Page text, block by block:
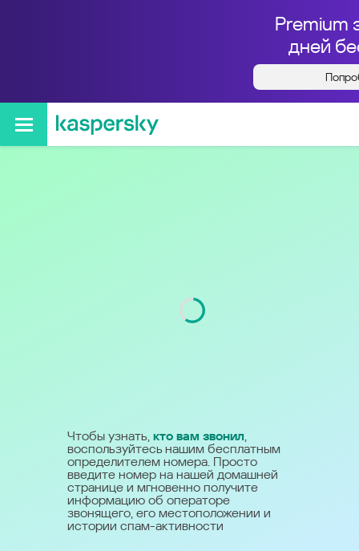
Premium
дней
Кто звонил с номера
+74954765202
Чтобы узнать, кто вам звонил,
воспользуйтесь нашим бесплатным
определителем номера. Просто
введите номер на нашей домашней
странице и мгновенно получите
информацию об операторе
звонящего, его местоположении и
истории спам-активности